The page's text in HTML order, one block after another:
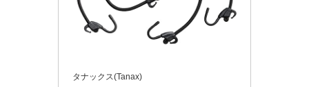
タナックス(Tanax)